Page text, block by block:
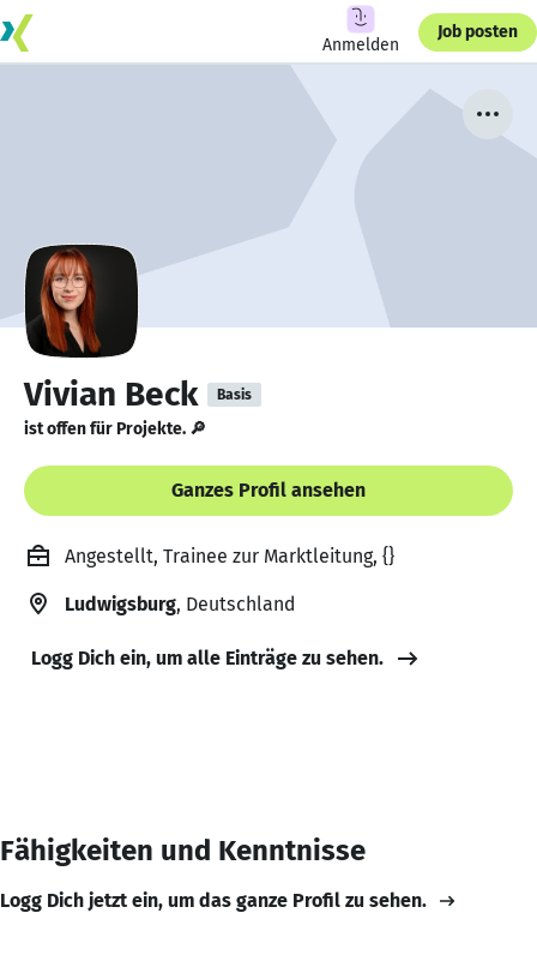
Anmelden
Job posten
Vivian Beck Basis
ist offen für Projekte. 🔎
Ganzes Profil ansehen
Angestellt, Trainee zur Marktleitung, {}
Ludwigsburg, Deutschland
Logg Dich ein, um alle Einträge zu sehen.
Fähigkeiten und Kenntnisse
Logg Dich jetzt ein, um das ganze Profil zu sehen.